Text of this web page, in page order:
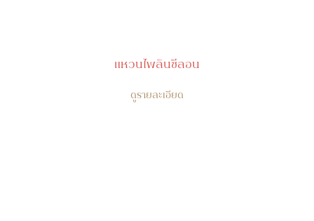
แหวนไพลินซีลอน
ดูรายละเอียด